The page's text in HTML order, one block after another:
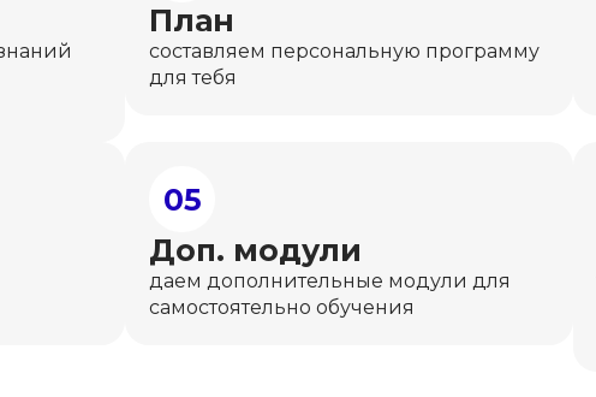
План
составляем персональную программу
для тебя
05
Доп. модули
даем дополнительные модули для
самостоятельно обучения